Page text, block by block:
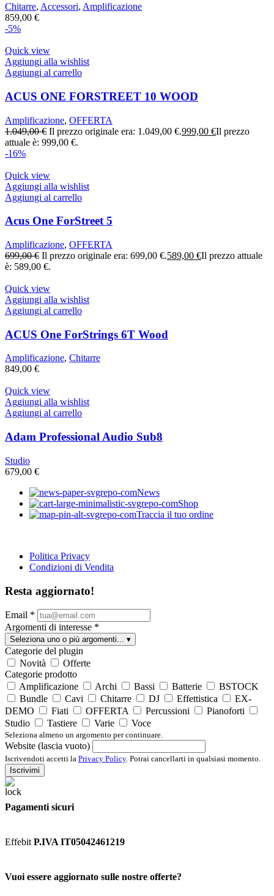
Chitarre, Accessori, Amplificazione
859,00 €
-5%
Quick view
Aggiungi alla wishlist
Aggiungi al carrello
ACUS ONE FORSTREET 10 WOOD
Amplificazione, OFFERTA
1.049,00€ Il prezzo originale era: 1.049,00 €.999,00 €Il prezzo
attuale è: 999,00 €.
-16%
Quick view
Aggiungi alla wishlist
Aggiungi al carrello
Acus One ForStreet 5
Amplificazione, OFFERTA
699,00€ Il prezzo originale era: 699,00 €.589,00 €Il prezzo attuale
è: 589,00 €.
Quick view
Aggiungi alla wishlist
Aggiungi al carrello
ACUS One ForStrings 6T Wood
Amplificazione, Chitarre
849,00 €
Quick view
Aggiungi alla wishlist
Aggiungi al carrello
Adam Professional Audio Sub8
Studio
679,00 €
News
Shop
Traccia il tuo ordine
Politica Privacy
Condizioni di Vendita
Resta aggiornato!
Email *
Argomenti di interesse *
Seleziona uno o più argomenti... ▾
Categorie del plugin
Novità
Offerte
Categorie prodotto
Amplificazione
Archi Bassi Batterie
BSTOCK
Bundle
Cavi Chitarre DJ Effettistica
EX-
DEMO
Fiati OFFERTA Percussioni
Pianoforti
Studio
Tastiere Varie Voce
Seleziona almeno un argomento per continuare.
Website (lascia vuoto)
Iscrivendoti accetti la Privacy Policy. Potrai cancellarti in qualsiasi momento.
Iscrivimi
Pagamenti sicuri
Effebit P.IVA IT05042461219
Vuoi essere aggiornato sulle nostre offerte?